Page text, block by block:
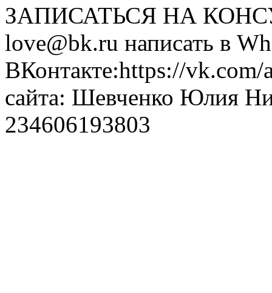
ЗАПИСАТЬСЯ НА
love@bk.ru написать в
ВКонтакте:https://
сайта: Шевченко Юлия
234606193803